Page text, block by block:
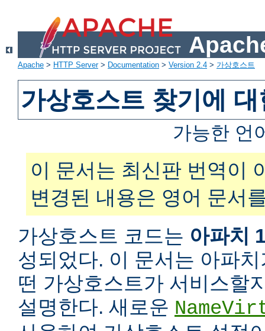
Apache > HTTP Server> Documentation > Version 2.4 > 가상호스트
가상호스트 찾기에
가능한 언
이 문서는 최신판 번역이
변경된 내용은 영어 문서
가상호스트 코드는 아파치
성되었다. 이 문서는 아파
떤 가상호스트가 서비스할
설명한다. 새로운